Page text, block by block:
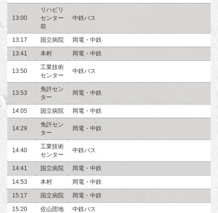
13:00
リハビリ
センター
前
中鉄バス
13:17 国立病院
岡電・中鉄
13:41
本村 岡電・中鉄
13:50
工業技術
センター
中鉄バス
13:53
免許セン
ター
岡電・中鉄
14:05 国立病院 岡電・中鉄
14:29
免許セン
ター
岡電・中鉄
14:40
工業技術
センター
中鉄バス
14:41 国立病院
岡電・中鉄
14:53
本村
岡電・中鉄
15:17
国立病院
岡電・中鉄
15:20
佐山団地
中鉄バス